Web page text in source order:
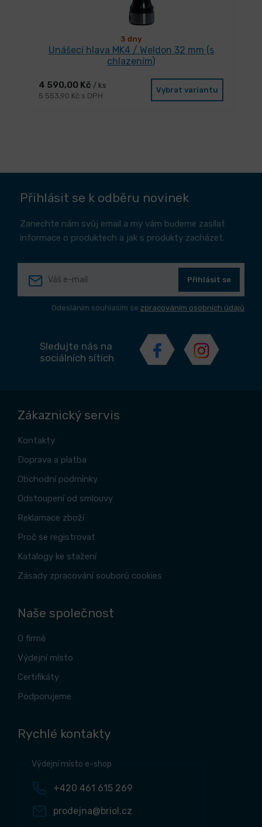
3 dny
Unášecí hlava MK4 / Weldon 32 mm (s
chlazením)
4 590,00 Kč / ks
5 553,90 Kč s DPH
Vybrat variantu
Přihlásit se k odběru novinek
Zanechte nám svůj email a my vám budeme zasílat
informace o produktech a jak s produkty zacházet.
Přihlásit se
Odesláním souhlasím se zpracováním osobních údajů
Sledujte nás na
sociálních sítích
Zákaznický servis
Kontakty
Doprava a platba
Obchodní podmínky
Odstoupení od smlouvy
Reklamace zboží
Proč se registrovat
Katalogy ke stažení
Zásady zpracování souborů cookies
Naše společnost
O firmě
Výdejní místo
Certifikáty
Podporujeme
Rychlé kontakty
Výdejní místo e-shop
+420 461 615 269
prodejna@briol.cz